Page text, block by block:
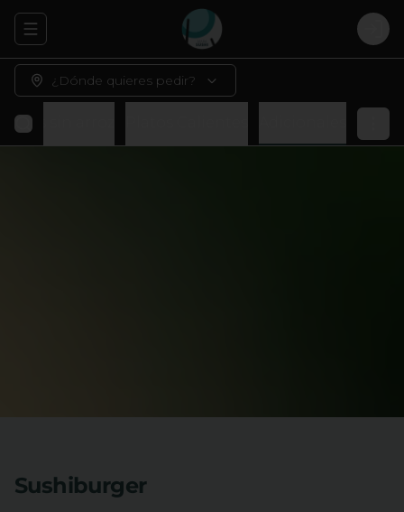
Abrir menu de navegación
¿Dónde quieres pedir?
Rolls sin arroz
Sushiburger